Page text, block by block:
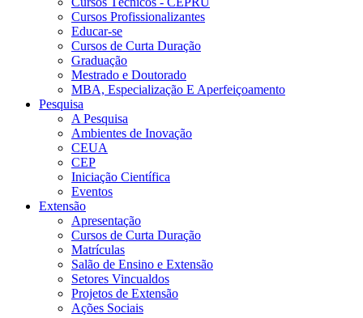
Cursos Profissionalizantes
Educar-se
Cursos de Curta Duração
Graduação
Mestrado e Doutorado
MBA, Especialização E Aperfeiçoamento
Pesquisa
A Pesquisa
Ambientes de Inovação
CEUA
CEP
Iniciação Científica
Eventos
Extensão
Apresentação
Cursos de Curta Duração
Matrículas
Salão de Ensino e Extensão
Setores Vincualdos
Projetos de Extensão
Ações Sociais